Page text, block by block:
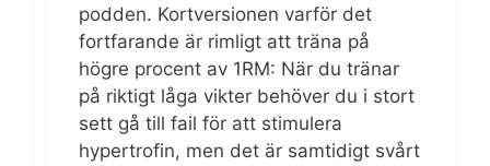
podden. Kortversionen varför det
fortfarande är rimligt att träna på
högre procent av 1RM: När du tränar
på riktigt låga vikter behöver du i stort
sett gå till fail för att stimulera
hypertrofin, men det är samtidigt svårt